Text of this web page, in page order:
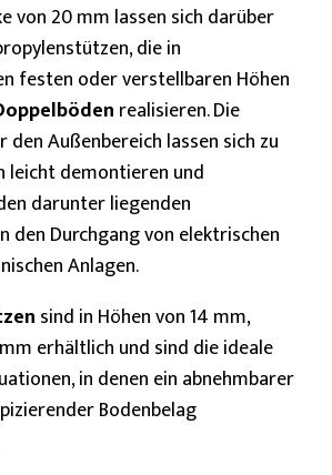
von 20 mm lassen sich darüber
die in
festen oder verstellbaren Höhen
realisieren. Die
den Außenbereich lassen sich zu
leicht demontieren und
darunter liegenden
den Durchgang von elektrischen
Anlagen.
sind in Höhen von 14 mm,
erhältlich und sind die ideale
in denen ein abnehmbarer
Bodenbelag